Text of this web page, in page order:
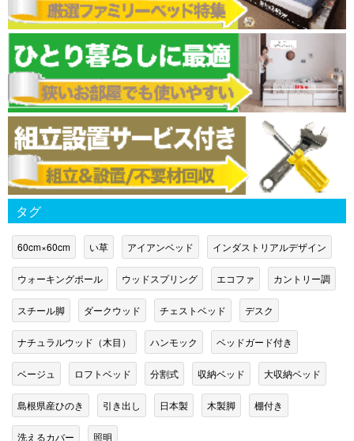
タグ
60cm×60cm い草 アイアンベッド インダストリアルデザイン
ウォーキングポール ウッドスプリング エコファ カントリー調
スチール脚 ダークウッド チェストベッド デスク
ナチュラルウッド（木目） ハンモック ベッドガード付き
ベージュ ロフトベッド 分割式 収納ベッド 大収納ベッド
島根県産ひのき 引き出し 日本製 木製脚 棚付き
洗えるカバー 照明